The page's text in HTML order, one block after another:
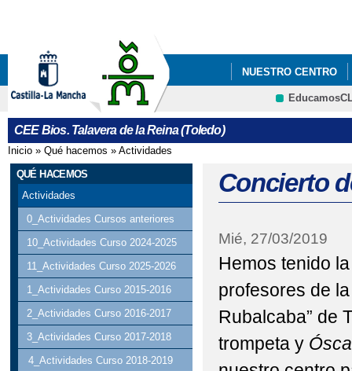
NUESTRO CENTRO
CEE Bios. Talavera de la Reina (Toledo)
Se encuentra usted aquí
Inicio » Qué hacemos » Actividades
QUÉ HACEMOS
Actividades
0_Actividades Cursos anteriores
10_Actividades Curso 2024-2025
11_Actividades Curso 2025-2026
1_Actividades Curso 2015-2016
2_Actividades Curso 2016-2017
3_Actividades Curso 2017-2018
4_Actividades Curso 2018-2019
Concierto
Mié, 27/03/2019
Hemos tenido
profesores de
Rubalcaba” de
trompeta y